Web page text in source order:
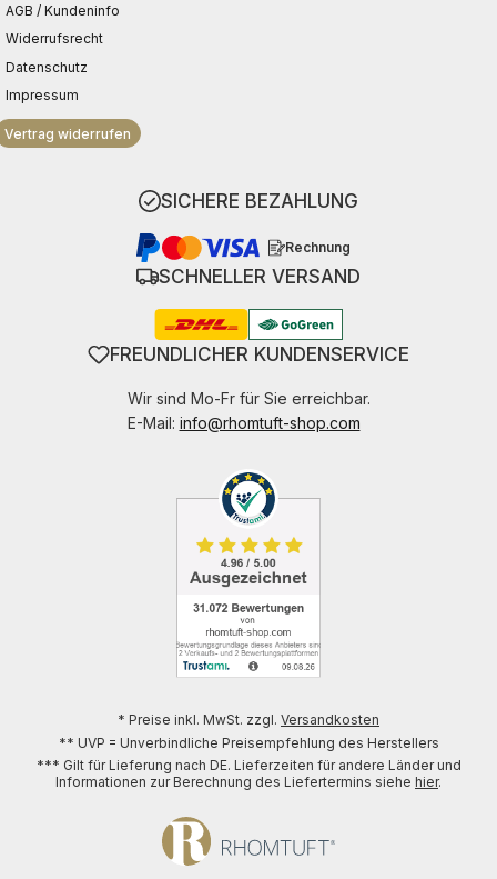
AGB / Kundeninfo
Widerrufsrecht
Datenschutz
Impressum
Vertrag widerrufen
SICHERE BEZAHLUNG
Rechnung
SCHNELLER VERSAND
FREUNDLICHER KUNDENSERVICE
Wir sind Mo-Fr für Sie erreichbar.
E-Mail: info@rhomtuft-shop.com
* Preise inkl. MwSt. zzgl. Versandkosten
** UVP = Unverbindliche Preisempfehlung des Herstellers
*** Gilt für Lieferung nach DE. Lieferzeiten für andere Länder und
Informationen zur Berechnung des Liefertermins siehe hier.